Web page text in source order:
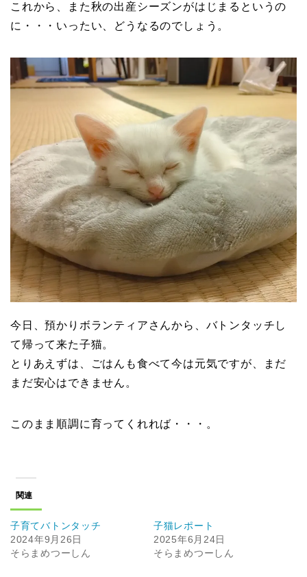
これから、また秋の出産シーズンがはじまるというの
に・・・いったい、どうなるのでしょう。
今日、預かりボランティアさんから、バトンタッチし
て帰って来た子猫。
とりあえずは、ごはんも食べて今は元気ですが、まだ
まだ安心はできません。
このまま順調に育ってくれれば・・・。
関連
子育てバトンタッチ
2024年9月26日
そらまめつーしん
子猫レポート
2025年6月24日
そらまめつーしん